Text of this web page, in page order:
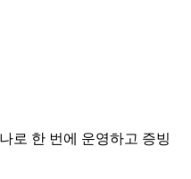
로 한 번에 운영하고 증빙